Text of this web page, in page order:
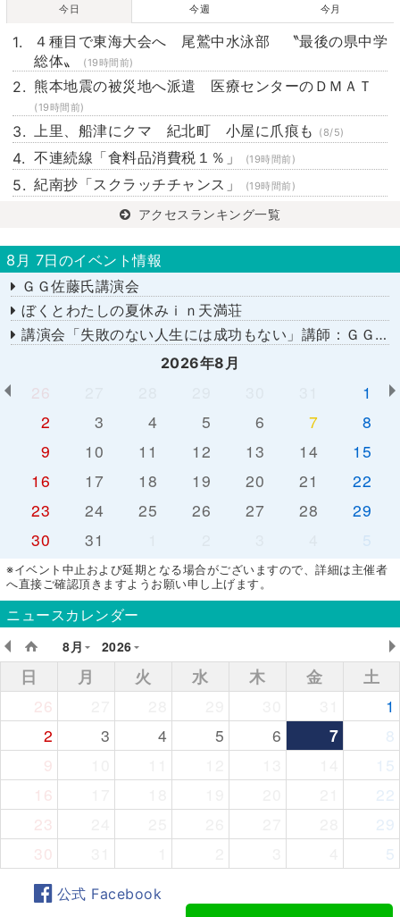
今日 今週 今月
４種目で東海大会へ 尾鷲中水泳部 〝最後の県中学
総体〟
(19時間前)
熊本地震の被災地へ派遣 医療センターのＤＭＡＴ
(19時間前)
上里、船津にクマ 紀北町 小屋に爪痕も (8/5)
不連続線「食料品消費税１％」 (19時間前)
紀南抄「スクラッチチャンス」 (19時間前)
アクセスランキング一覧
8月 7日のイベント情報
ＧＧ佐藤氏講演会
ぼくとわたしの夏休みｉｎ天満荘
講演会「失敗のない人生には成功もない」講師：ＧＧ佐藤さん
2026年8月
26
1
2
3 4 5 6 7
8
9
10 11 12 13 14
15
16
17 18 19 20 21
22
23
24 25 26 27 28
29
30
31 5
※イベント中止および延期となる場合がございますので、詳細は主催者
へ直接ご確認頂きますようお願い申し上げます。
ニュースカレンダー
8月
2026
日 月 火 水 木 金
土
26
1
2
3 4 5 6 7
8
9
15
16
22
23
29
30
5
公式 Facebook